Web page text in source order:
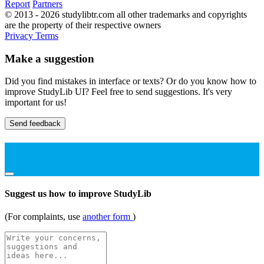
Report Partners
© 2013 - 2026 studylibtr.com all other trademarks and copyrights
are the property of their respective owners
Privacy Terms
Make a suggestion
Did you find mistakes in interface or texts? Or do you know how to
improve StudyLib UI? Feel free to send suggestions. It's very
important for us!
Send feedback
Suggest us how to improve StudyLib
(For complaints, use another form )